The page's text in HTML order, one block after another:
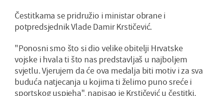
Čestitkama se pridružio i ministar obrane i
potpredsjednik Vlade Damir Krstičević.
"Ponosni smo što si dio velike obitelji Hrvatske
vojske i hvala ti što nas predstavljaš u najboljem
svjetlu. Vjerujem da će ova medalja biti motiv i za sva
buduća natjecanja u kojima ti želimo puno sreće i
sportskog uspjeha", napisao je Krstičević u čestitki.